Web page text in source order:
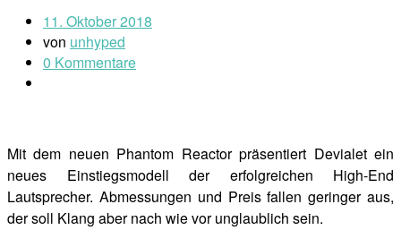
11. Oktober 2018
von unhyped
0 Kommentare
Mit dem neuen Phantom Reactor präsentiert Devialet ein
neues Einstiegsmodell der erfolgreichen High-End
Lautsprecher. Abmessungen und Preis fallen geringer aus,
der soll Klang aber nach wie vor unglaublich sein.